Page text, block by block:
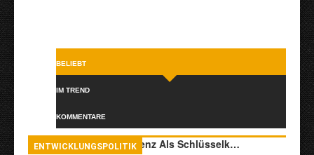
BELIEBT
IM TREND
KOMMENTARE
Transkulturelle Kompetenz Als Schlüsselk…
ENTWICKLUNGSPOLITIK